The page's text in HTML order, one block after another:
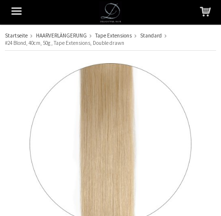
Das Produkt wurde in Ihren Warenkorb gelegt
Startseite HAARVERLÄNGERUNG Tape Extensions
Standard
#24 Blond, 40cm, 50g , Tape Extensions, Double drawn